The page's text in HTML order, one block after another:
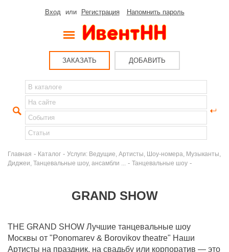
Вход или Регистрация Напомнить пароль
ЗАКАЗАТЬ ДОБАВИТЬ
Главная - Каталог - Услуги: Ведущие, Артисты, Шоу-номера, Музыканты,
Диджеи, Танцевальные шоу, ансамбли ...
- Танцевальные шоу -
GRAND SHOW
THE GRAND SHOW Лучшие танцевальные шоу
Москвы от "Ponomarev & Borovikov theatre" Наши
Артисты на праздник, на свадьбу или корпоратив — это